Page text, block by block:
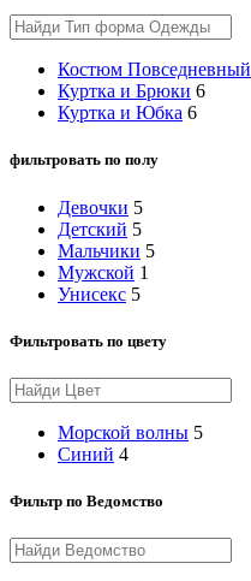
Костюм Повседневный
Куртка и Брюки 6
Куртка и Юбка 6
фильтровать по полу
Девочки 5
Детский 5
Мальчики 5
Мужской 1
Унисекс 5
Фильтровать по цвету
Морской волны 5
Синий 4
Фильтр по Ведомство